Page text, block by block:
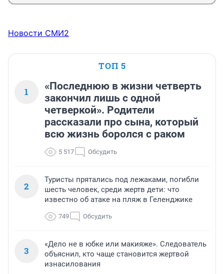
Новости СМИ2
ТОП 5
1
«Последнюю в жизни четверть
закончил лишь с одной
четверкой». Родители
рассказали про сына, который
всю жизнь боролся с раком
5 517 Обсудить
2
Туристы прятались под лежаками, погибли
шесть человек, среди жертв дети: что
известно об атаке на пляж в Геленджике
749 Обсудить
3
«Дело не в юбке или макияже». Следователь
объяснил, кто чаще становится жертвой
изнасилования